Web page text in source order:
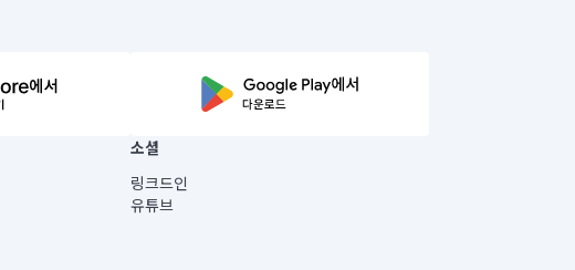
소셜
링크드인
유튜브